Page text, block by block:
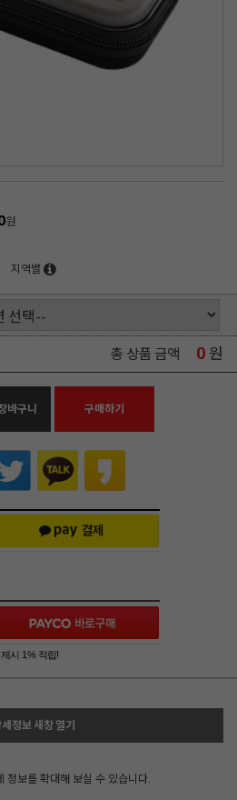
원
지역별
총 상품 금액 0 원
바구니 구매하기
시 1% 적립!
세정보 새창 열기
정보를 확대해 보실 수 있습니다.